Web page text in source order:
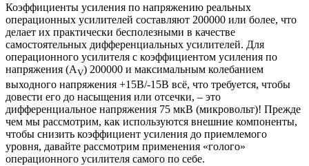
Коэффициенты усиления по напряжению реальных
операционных усилителей составляют 200000 или более, что
делает их практически бесполезными в качестве
самостоятельных дифференциальных усилителей. Для
операционного усилителя с коэффициентом усиления по
напряжения (AV) 200000 и максимальным колебанием
выходного напряжения +15В/-15В всё, что требуется, чтобы
довести его до насыщения или отсечки, – это
дифференциальное напряжения 75 мкВ (микровольт)! Прежде
чем мы рассмотрим, как используются внешние компоненты,
чтобы снизить коэффициент усиления до приемлемого
уровня, давайте рассмотрим применения «голого»
операционного усилителя самого по себе.